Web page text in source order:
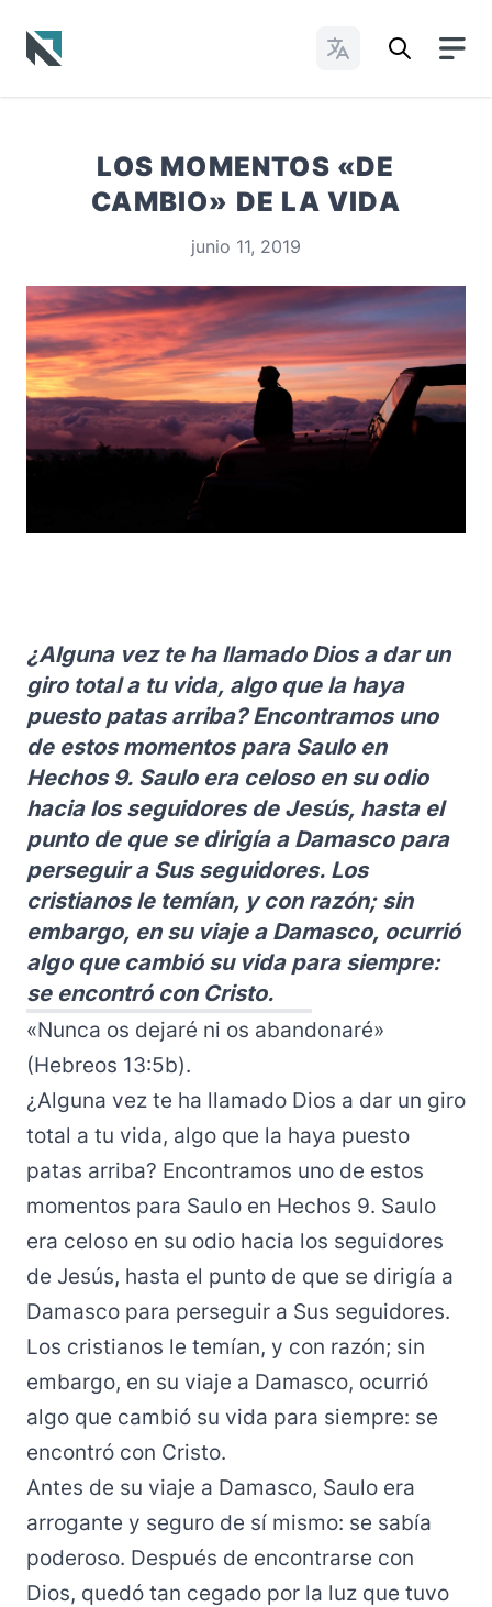
Cambiar idioma
LOS MOMENTOS «DE
CAMBIO» DE LA VIDA
junio 11, 2019
¿Alguna vez te ha llamado Dios a dar un
giro total a tu vida, algo que la haya
puesto patas arriba? Encontramos uno
de estos momentos para Saulo en
Hechos 9. Saulo era celoso en su odio
hacia los seguidores de Jesús, hasta el
punto de que se dirigía a Damasco para
perseguir a Sus seguidores. Los
cristianos le temían, y con razón; sin
embargo, en su viaje a Damasco, ocurrió
algo que cambió su vida para siempre:
se encontró con Cristo.
«Nunca os dejaré ni os abandonaré»
(Hebreos 13:5b).
¿Alguna vez te ha llamado Dios a dar un giro
total a tu vida, algo que la haya puesto
patas arriba? Encontramos uno de estos
momentos para Saulo en Hechos 9. Saulo
era celoso en su odio hacia los seguidores
de Jesús, hasta el punto de que se dirigía a
Damasco para perseguir a Sus seguidores.
Los cristianos le temían, y con razón; sin
embargo, en su viaje a Damasco, ocurrió
algo que cambió su vida para siempre: se
encontró con Cristo.
Antes de su viaje a Damasco, Saulo era
arrogante y seguro de sí mismo: se sabía
poderoso. Después de encontrarse con
Dios, quedó tan cegado por la luz que tuvo